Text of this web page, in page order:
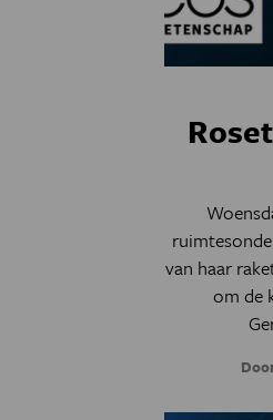
van haar
om de